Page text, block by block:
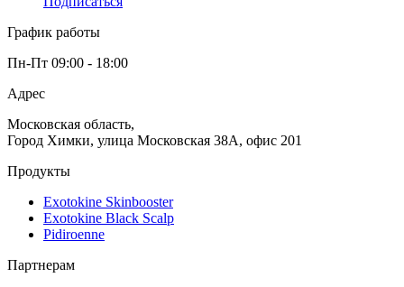
График работы
Пн-Пт 09:00 - 18:00
Адрес
Московская область,
Город Химки, улица Московская 38А, офис 201
Продукты
Exotokine Skinbooster
Exotokine Black Scalp
Pidiroenne
Партнерам